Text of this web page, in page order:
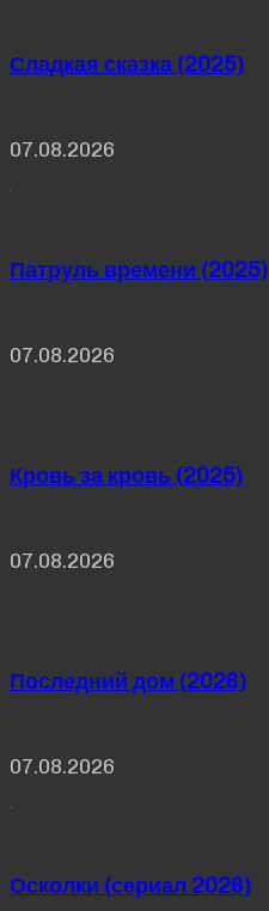
Сладкая сказка (2025)
07.08.2026
Патруль времени (2025)
07.08.2026
Кровь за кровь (2025)
07.08.2026
Последний дом (2026)
07.08.2026
Осколки (сериал 2026)